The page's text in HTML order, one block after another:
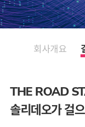
회사개요
THE ROAD
솔리데오가 걸